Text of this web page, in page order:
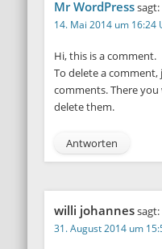
Mr WordPresssagt:
14. Mai 2014 um 16:24
Hi, this is a comment.
To delete a
comments. There
delete them.
Antworten
willi johannessagt:
31. August 2014 um